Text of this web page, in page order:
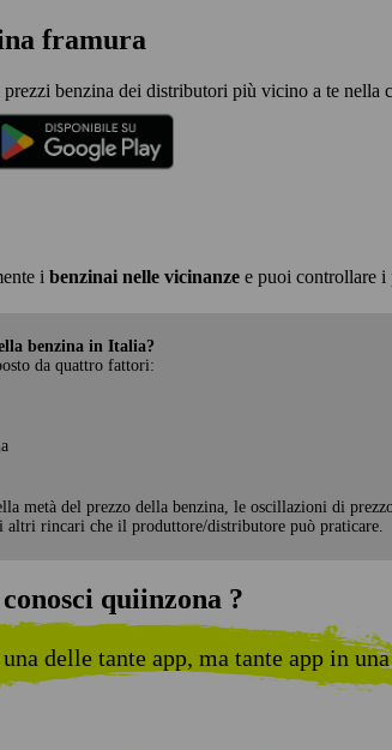
framura
prezzi benzina dei distributori più vicino a te nella
i benzinai nelle vicinanze e puoi controllare i
benzina in Italia?
da quattro fattori:
metà del prezzo della benzina, le oscillazioni di
altri rincari che il produttore/distributore può praticare.
conosci quiinzona ?
delle tante app, ma tante app in